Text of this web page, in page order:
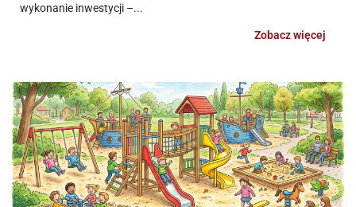
wykonanie inwestycji –...
Zobacz więcej